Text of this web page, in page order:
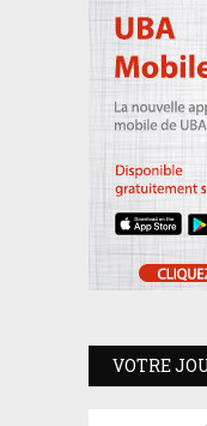
VOTRE